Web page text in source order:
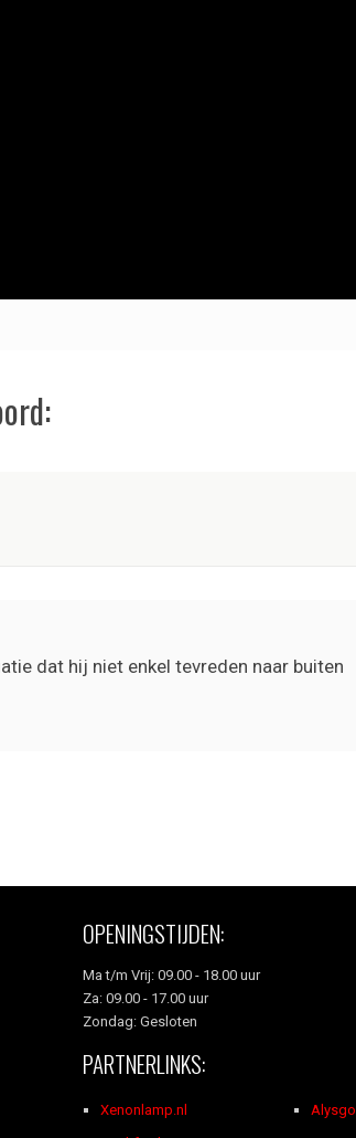
dat hij niet enkel tevreden naar buiten
OPENINGSTIJDEN:
Ma t/m Vrij: 09.00 - 18.00 uur
Za: 09.00 - 17.00 uur
Zondag: Gesloten
PARTNERLINKS:
Xenonlamp.nl
Alysgo